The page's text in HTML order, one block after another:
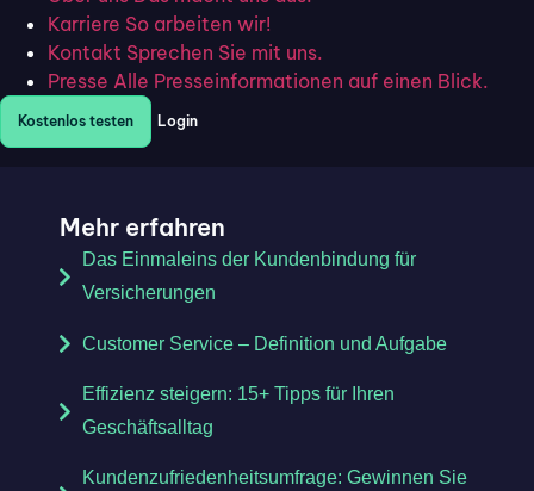
Karriere So arbeiten wir!
Kontakt Sprechen Sie mit uns.
Presse Alle Presseinformationen auf einen Blick.
Kostenlos testen Login
Beispiel: Ein Unternehmen, das sich auf der Website als
nachhaltig präsentiert, sollte diesen Anspruch auch im
Kundenservice und bei der Verpackung umsetzen.
Mehr erfahren
Das Einmaleins der Kundenbindung für
Versicherungen
Customer Service – Definition und Aufgabe
Effizienz steigern: 15+ Tipps für Ihren
Geschäftsalltag
Kundenzufriedenheitsumfrage: Gewinnen Sie